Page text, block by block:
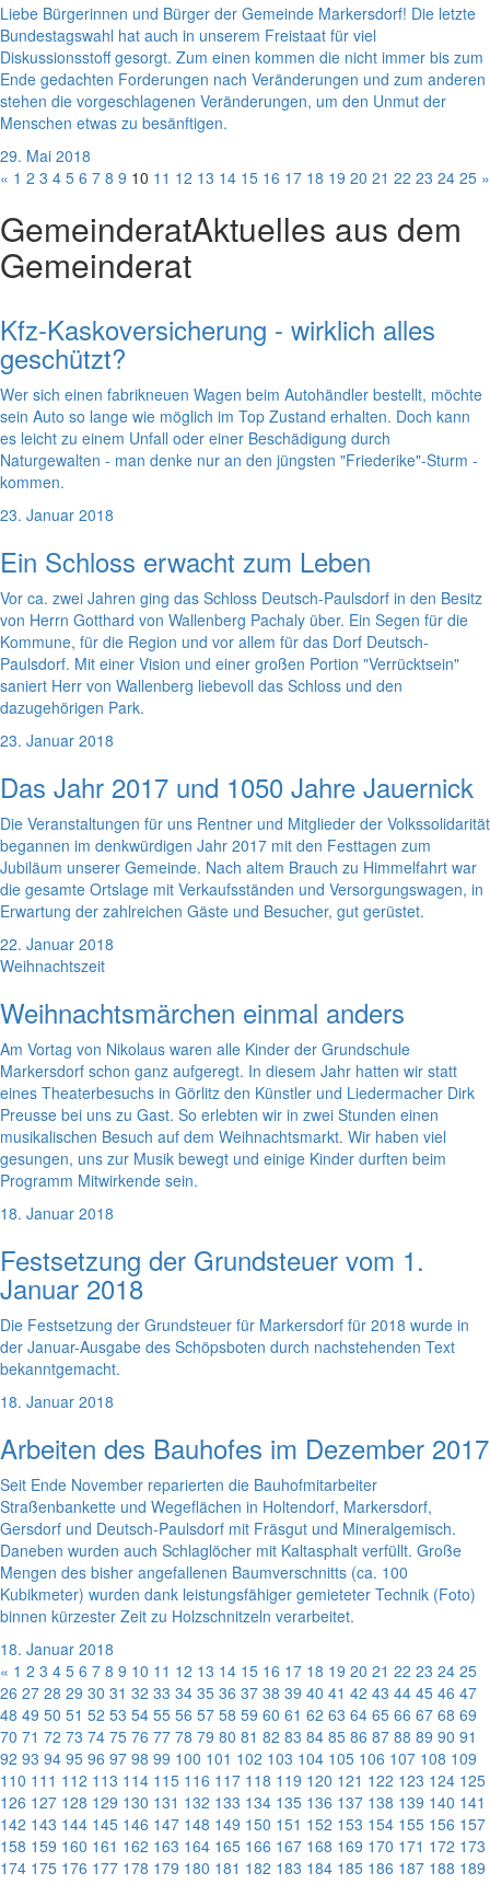
Liebe Bürgerinnen und Bürger der Gemeinde Markersdorf! Die letzte
Bundestagswahl hat auch in unserem Freistaat für viel
Diskussionsstoff gesorgt. Zum einen kommen die nicht immer bis zum
Ende gedachten Forderungen nach Veränderungen und zum anderen
stehen die vorgeschlagenen Veränderungen, um den Unmut der
Menschen etwas zu besänftigen.
29. Mai 2018
« 1 2 3 4 5 6 7 8 9 10 11 12 13 14 15 16 17 18 19 20 21 22 23 24 25 »
GemeinderatAktuelles aus dem
Gemeinderat
Kfz-Kaskoversicherung - wirklich alles
geschützt?
Wer sich einen fabrikneuen Wagen beim Autohändler bestellt, möchte
sein Auto so lange wie möglich im Top Zustand erhalten. Doch kann
es leicht zu einem Unfall oder einer Beschädigung durch
Naturgewalten - man denke nur an den jüngsten "Friederike"-Sturm -
kommen.
23. Januar 2018
Ein Schloss erwacht zum Leben
Vor ca. zwei Jahren ging das Schloss Deutsch-Paulsdorf in den Besitz
von Herrn Gotthard von Wallenberg Pachaly über. Ein Segen für die
Kommune, für die Region und vor allem für das Dorf Deutsch-
Paulsdorf. Mit einer Vision und einer großen Portion "Verrücktsein"
saniert Herr von Wallenberg liebevoll das Schloss und den
dazugehörigen Park.
23. Januar 2018
Das Jahr 2017 und 1050 Jahre Jauernick
Die Veranstaltungen für uns Rentner und Mitglieder der Volkssolidarität
begannen im denkwürdigen Jahr 2017 mit den Festtagen zum
Jubiläum unserer Gemeinde. Nach altem Brauch zu Himmelfahrt war
die gesamte Ortslage mit Verkaufsständen und Versorgungswagen, in
Erwartung der zahlreichen Gäste und Besucher, gut gerüstet.
22. Januar 2018
Weihnachtszeit
Weihnachtsmärchen einmal anders
Am Vortag von Nikolaus waren alle Kinder der Grundschule
Markersdorf schon ganz aufgeregt. In diesem Jahr hatten wir statt
eines Theaterbesuchs in Görlitz den Künstler und Liedermacher Dirk
Preusse bei uns zu Gast. So erlebten wir in zwei Stunden einen
musikalischen Besuch auf dem Weihnachtsmarkt. Wir haben viel
gesungen, uns zur Musik bewegt und einige Kinder durften beim
Programm Mitwirkende sein.
18. Januar 2018
Festsetzung der Grundsteuer vom 1.
Januar 2018
Die Festsetzung der Grundsteuer für Markersdorf für 2018 wurde in
der Januar-Ausgabe des Schöpsboten durch nachstehenden Text
bekanntgemacht.
18. Januar 2018
Arbeiten des Bauhofes im Dezember 2017
Seit Ende November reparierten die Bauhofmitarbeiter
Straßenbankette und Wegeflächen in Holtendorf, Markersdorf,
Gersdorf und Deutsch-Paulsdorf mit Fräsgut und Mineralgemisch.
Daneben wurden auch Schlaglöcher mit Kaltasphalt verfüllt. Große
Mengen des bisher angefallenen Baumverschnitts (ca. 100
Kubikmeter) wurden dank leistungsfähiger gemieteter Technik (Foto)
binnen kürzester Zeit zu Holzschnitzeln verarbeitet.
18. Januar 2018
« 1 2 3 4 5 6 7 8 9 10 11 12 13 14 15 16 17 18 19 20 21 22 23 24 25
26 27 28 29 30 31 32 33 34 35 36 37 38 39 40 41 42 43 44 45 46 47
48 49 50 51 52 53 54 55 56 57 58 59 60 61 62 63 64 65 66 67 68 69
70 71 72 73 74 75 76 77 78 79 80 81 82 83 84 85 86 87 88 89 90 91
92 93 94 95 96 97 98 99 100 101 102 103 104 105 106 107 108 109
110 111 112 113 114 115 116 117 118 119 120 121 122 123 124 125
126 127 128 129 130 131 132 133 134 135 136 137 138 139 140 141
142 143 144 145 146 147 148 149 150 151 152 153 154 155 156 157
158 159 160 161 162 163 164 165 166 167 168 169 170 171 172 173
174 175 176 177 178 179 180 181 182 183 184 185 186 187 188 189